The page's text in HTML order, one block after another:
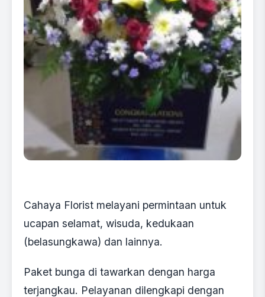
Cahaya Florist melayani permintaan untuk
ucapan selamat, wisuda, kedukaan
(belasungkawa) dan lainnya.
Paket bunga di tawarkan dengan harga
terjangkau. Pelayanan dilengkapi dengan